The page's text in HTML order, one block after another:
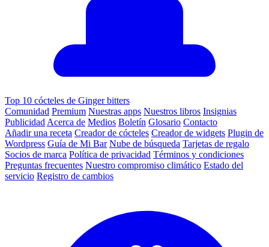
Top 10 cócteles de Ginger bitters
Comunidad Premium Nuestras apps Nuestros libros Insignias
Publicidad Acerca de Medios Boletín Glosario Contacto
Añadir una receta Creador de cócteles Creador de widgets Plugin de
Wordpress Guía de Mi Bar Nube de búsqueda Tarjetas de regalo
Socios de marca Política de privacidad Términos y condiciones
Preguntas frecuentes Nuestro compromiso climático Estado del
servicio Registro de cambios